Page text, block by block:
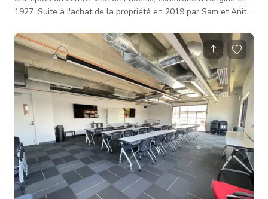
1927. Suite à l'achat de la propriété en 2019 par Sam et Anita
offre désormais une sélection d'espaces uniques et 3 salles
d'événements séparées conçues sur mesure pour des
événements d'entreprise, réunions, podcasts, conférences,
séances photo et fêtes privées. Les caractéristiques historique